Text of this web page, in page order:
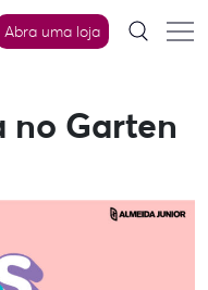
Abra uma loja
no Garten